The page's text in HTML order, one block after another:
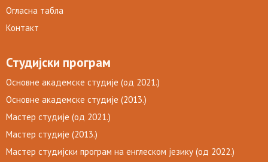
Огласна табла
Контакт
Студијски програм
Основне академске студије (од 2021.)
Основне академске студије (2013.)
Мастер студије (од 2021.)
Мастер студије (2013.)
Мастер студијски програм на енглеском језику (од 2022.)